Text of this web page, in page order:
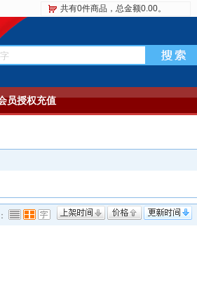
共有0件商品，总金额0.00。
员授权充值